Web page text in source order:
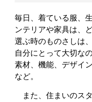
毎日、着ている服、
ンテリアや家具は、
選ぶ時のものさしは
自分にとって大切な
素材、機能、デザイ
など。
また、住まいのス